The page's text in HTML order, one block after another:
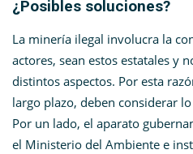
¿Posibles soluciones?
La minería ilegal involucra la
actores, sean estos estatales y
distintos aspectos. Por esta
largo plazo, deben considerar
Por un lado, el aparato
el Ministerio del Ambiente e